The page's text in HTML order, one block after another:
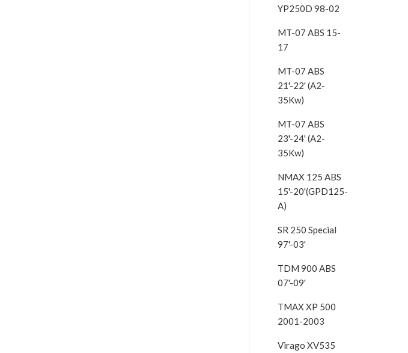
YP250D 98-02
MT-07 ABS 15-
17
MT-07 ABS
21'-22' (A2-
35Kw)
MT-07 ABS
23'-24' (A2-
35Kw)
NMAX 125 ABS
15'-20'(GPD125-
A)
SR 250 Special
97'-03'
TDM 900 ABS
07'-09'
TMAX XP 500
2001-2003
Virago XV535